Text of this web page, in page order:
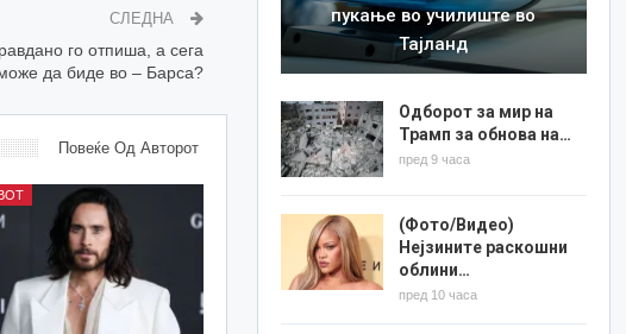
СЛЕДНА
го отпиша, а сега
да биде во – Барса?
Повеќе Од Авторот
пукање во училиште во
Тајланд
Одборот за мир на
Трамп за обнова на…
пред 9 часа
(Фото/Видео)
Нејзините раскошни
облини…
пред 10 часа